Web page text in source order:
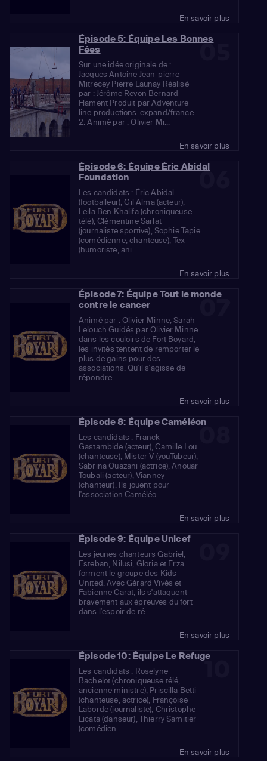
En savoir plus
05
Épisode 5: Équipe Les Bonnes
Fées
Sur une idée originale de :
Jacques Antoine Jean-pierre
Mitrecey Pierre Launay Réalisé
par : Jérôme Revon Bernard
Flament Produit par Adventure
line productions-expand/france
2. Animé par : Olivier Mi...
En savoir plus
06
Épisode 6: Équipe Éric Abidal
Foundation
Les candidats : Éric Abidal
(footballeur), Gil Alma (acteur),
Leïla Ben Khalifa (chroniqueuse
télé), Clémentine Sarlat
(journaliste sportive), Sophie Tapie
(comédienne, chanteuse), Tex
(humoriste, ani...
En savoir plus
07
Épisode 7: Équipe Tout le monde
contre le cancer
Animé par : Olivier Minne, Sarah
Lelouch Guidés par Olivier Minne
dans les couloirs de Fort Boyard,
les invités tentent de remporter le
plus de gains pour des
associations. Qu'il s'agisse de
répondre ...
En savoir plus
08
Épisode 8: Équipe Caméléon
Les candidats : Franck
Gastambide (acteur), Camille Lou
(chanteuse), Mister V (youTubeur),
Sabrina Ouazani (actrice), Anouar
Toubali (acteur), Vianney
(chanteur). Ils jouent pour
l'association Caméléo...
En savoir plus
Épisode 9: Équipe Unicef
Les jeunes chanteurs Gabriel,
Esteban, Nilusi, Gloria et Erza
forment le groupe des Kids
United. Avec Gérard Vivès et
Fabienne Carat, ils s'attaquent
bravement aux épreuves du fort
dans l'espoir de ré...
En savoir plus
10
Épisode 10: Équipe Le Refuge
Les candidats : Roselyne
Bachelot (chroniqueuse télé,
ancienne ministre), Priscilla Betti
(chanteuse, actrice), Françoise
Laborde (journaliste), Christophe
Licata (danseur), Thierry Samitier
(comédien...
En savoir plus